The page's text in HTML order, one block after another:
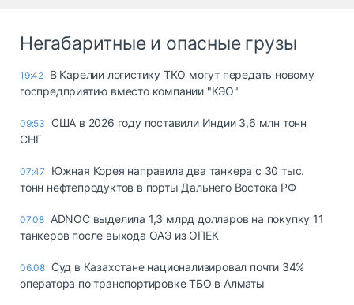
Негабаритные и опасные грузы
19:42 В Карелии логистику ТКО могут передать новому
госпредприятию вместо компании "КЭО"
09:53
США в 2026 году поставили Индии 3,6 млн тонн
СНГ
07:47
Южная Корея направила два танкера с 30 тыс.
тонн нефтепродуктов в порты Дальнего Востока РФ
07.08 ADNOC выделила 1,3 млрд долларов на покупку 11
танкеров после выхода ОАЭ из ОПЕК
06.08 Суд в Казахстане национализировал почти 34%
оператора по транспортировке ТБО в Алматы